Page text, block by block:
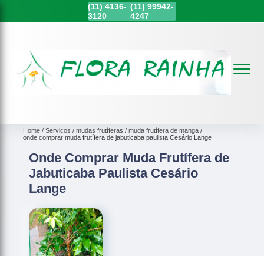
(11) 4136-
3120
(11)99942-
4247
Home Serviços mudas frutíferas
muda frutífera de manga
onde comprar muda frutífera de jabuticaba paulista Cesário Lange
Onde Comprar Muda Frutífera de
Jabuticaba Paulista Cesário
Lange